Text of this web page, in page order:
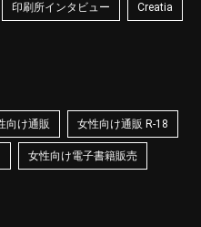
印刷所インタビュー Creatia
向け通販 女性向け通販 R-18
女性向け電子書籍販売